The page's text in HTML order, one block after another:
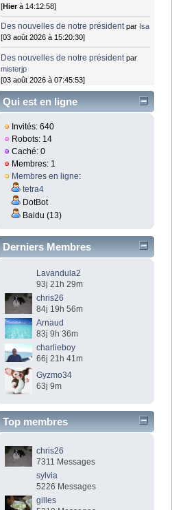
[Hierà 14:12:58]
Des nouvelles de notre président par Isa
[03 août 2026 à 15:20:30]
Des nouvelles de notre président par
misterjp
[03 août 2026 à 07:45:53]
Qui est en ligne
Invités: 640
Robots: 14
Caché: 0
Membres: 1
Membres en ligne:
tetra4
DotBot
Baidu (13)
Derniers Membres
Lavandula2
93j 21h 29m
chris26
84j 19h 56m
Arnaud
83j 9h 36m
charlieboy
66j 21h 41m
Gyzmo34
63j 9m
Top membres
chris26
7311 Messages
sylvia
5226 Messages
gilles